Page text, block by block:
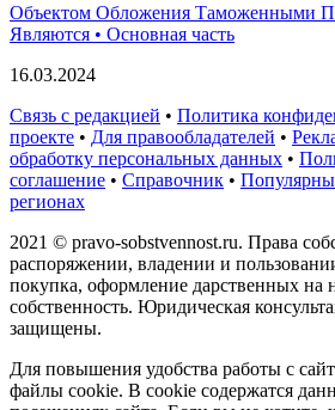
Объектом Обложения Таможенными
Являются • Основная часть
16.03.2024
Связь с редакцией • Политика
проекте • Для правообладателей •
обработку персональных данных •
соглашение • Справочник •
регионах
2021 © pravo-sobstvennost.ru. Права
распоряжении, владении и
покупка, оформление дарственных
собственность. Юридическая
защищены.
Для повышения удобства работы с
файлы cookie. В cookie содержатся